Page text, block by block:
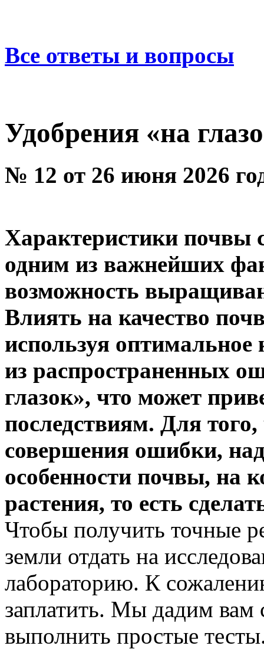
Все ответы и вопросы
Удобрения «на
№ 12 от 26 июня 2026
Характеристики почвы
одним из важнейших
возможность
Влиять на качество
используя
из распространенных
глазок», что может
последствиям. Для
совершения ошибки,
особенности почвы, на
растения, то есть
Чтобы получить точные
земли отдать на
лабораторию. К
заплатить. Мы дадим
выполнить простые